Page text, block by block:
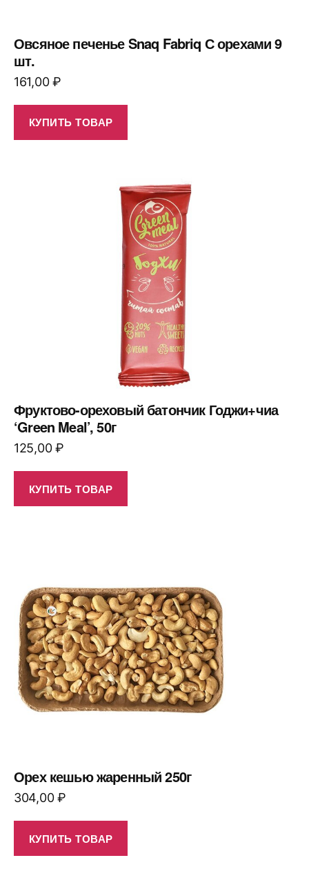
Овсяное печенье Snaq Fabriq С орехами 9
шт.
161,00₽
КУПИТЬ ТОВАР
Фруктово-ореховый батончик Годжи+чиа
‘Green Meal’, 50г
125,00₽
КУПИТЬ ТОВАР
Орех кешью жаренный 250г
304,00₽
КУПИТЬ ТОВАР